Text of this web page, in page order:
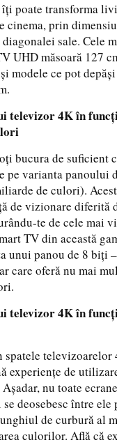
poate transforma
cinema, prin
sale. Cele
UHD măsoară 127
modele ce pot
televizor 4K în
bucura de suficient
pe varianta panoului
de culori).
de vizionare diferită
te de cele mai
TV din această
unui panou de 8 biți
care oferă nu mai
televizor 4K în
televizoarelor
experiențe de
nu toate
deosebesc între
de curbură al
culorilor. Află că